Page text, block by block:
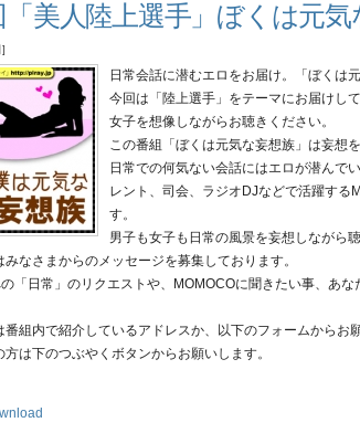
「美人陸上選手」ぼくは元気
日常会話に潜むエロをお届け。「ぼくは
今回は「陸上選手」をテーマにお届けし
女子を想像しながらお聴きください。
この番組「ぼくは元気な妄想族」は妄想
日常での何気ない会話にはエロが潜んで
レント、司会、ラジオDJなどで活躍する
す。
男子も女子も日常の風景を妄想しながら
みなさまからのメッセージを募集しております。
「日常」のリクエストや、MOMOCOに聞きたい事、あ
番組内で紹介しているアドレスか、以下のフォームからお
方は下のつぶやくボタンからお願いします。